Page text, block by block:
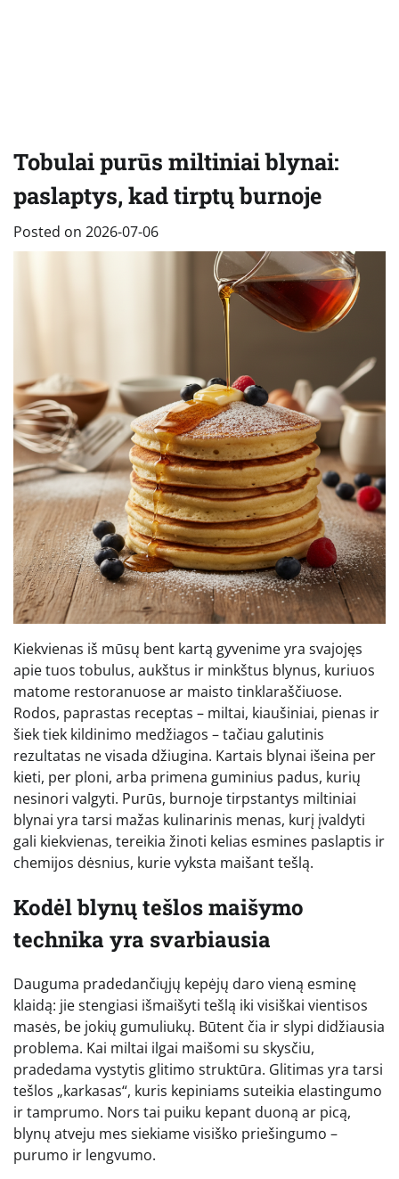
Tobulai purūs miltiniai blynai:
paslaptys, kad tirptų burnoje
Posted on 2026-07-06
Kiekvienas iš mūsų bent kartą gyvenime yra svajojęs
apie tuos tobulus, aukštus ir minkštus blynus, kuriuos
matome restoranuose ar maisto tinklaraščiuose.
Rodos, paprastas receptas – miltai, kiaušiniai, pienas ir
šiek tiek kildinimo medžiagos – tačiau galutinis
rezultatas ne visada džiugina. Kartais blynai išeina per
kieti, per ploni, arba primena guminius padus, kurių
nesinori valgyti. Purūs, burnoje tirpstantys miltiniai
blynai yra tarsi mažas kulinarinis menas, kurį įvaldyti
gali kiekvienas, tereikia žinoti kelias esmines paslaptis ir
chemijos dėsnius, kurie vyksta maišant tešlą.
Kodėl blynų tešlos maišymo
technika yra svarbiausia
Dauguma pradedančiųjų kepėjų daro vieną esminę
klaidą: jie stengiasi išmaišyti tešlą iki visiškai vientisos
masės, be jokių gumuliukų. Būtent čia ir slypi didžiausia
problema. Kai miltai ilgai maišomi su skysčiu,
pradedama vystytis glitimo struktūra. Glitimas yra tarsi
tešlos „karkasas“, kuris kepiniams suteikia elastingumo
ir tamprumo. Nors tai puiku kepant duoną ar picą,
blynų atveju mes siekiame visiško priešingumo –
purumo ir lengvumo.